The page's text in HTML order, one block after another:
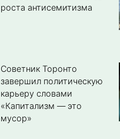
роста антисемитизма
Советник Торонто
завершил политическую
карьеру словами
«Капитализм — это
мусор»